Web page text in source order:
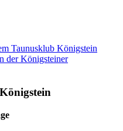
Taunusklub Königstein
der Königsteiner